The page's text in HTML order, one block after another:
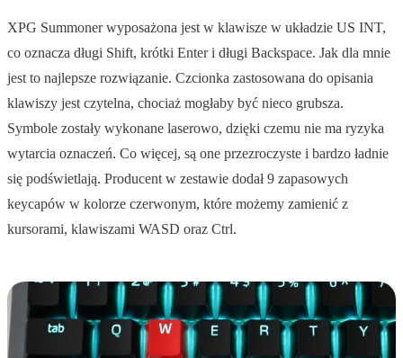
XPG Summoner wyposażona jest w klawisze w układzie US INT,
co oznacza długi Shift, krótki Enter i długi Backspace. Jak dla mnie
jest to najlepsze rozwiązanie. Czcionka zastosowana do opisania
klawiszy jest czytelna, chociaż mogłaby być nieco grubsza.
Symbole zostały wykonane laserowo, dzięki czemu nie ma ryzyka
wytarcia oznaczeń. Co więcej, są one przezroczyste i bardzo ładnie
się podświetlają. Producent w zestawie dodał 9 zapasowych
keycapów w kolorze czerwonym, które możemy zamienić z
kursorami, klawiszami WASD oraz Ctrl.